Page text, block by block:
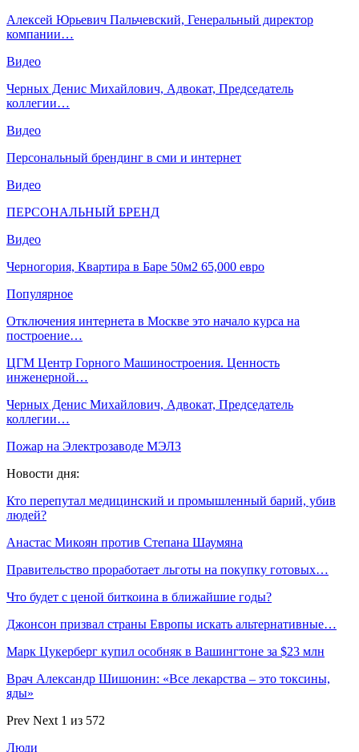
Алексей Юрьевич Пальчевский, Генеральный директор
компании…
Видео
Черных Денис Михайлович, Адвокат, Председатель
коллегии…
Видео
Персональный брендинг в сми и интернет
Видео
ПЕРСОНАЛЬНЫЙ БРЕНД
Видео
Черногория, Квартира в Баре 50м2 65,000 евро
Популярное
Отключения интернета в Москве это начало курса на
построение…
ЦГМ Центр Горного Машиностроения. Ценность
инженерной…
Черных Денис Михайлович, Адвокат, Председатель
коллегии…
Пожар на Электрозаводе МЭЛЗ
Новости дня:
Кто перепутал медицинский и промышленный барий, убив
людей?
Анастас Микоян против Степана Шаумяна
Правительство проработает льготы на покупку готовых…
Что будет с ценой биткоина в ближайшие годы?
Джонсон призвал страны Европы искать альтернативные…
Марк Цукерберг купил особняк в Вашингтоне за $23 млн
Врач Александр Шишонин: «Все лекарства – это токсины,
яды»
Prev Next 1 из 572
Люди